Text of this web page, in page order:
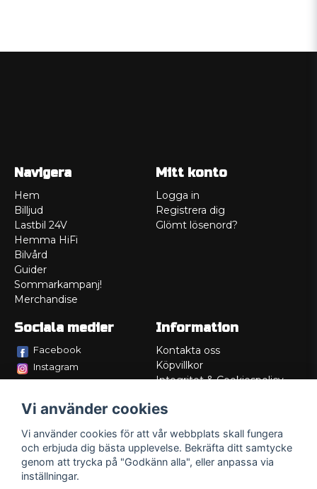
Navigera
Hem
Billjud
Lastbil 24V
Hemma HiFi
Bilvård
Guider
Sommarkampanj!
Merchandise
Mitt konto
Logga in
Registrera dig
Glömt lösenord?
Sociala medier
Facebook
Instagram
Information
Kontakta oss
Köpvillkor
Integritet & Cookiespolicy
Service/Garanti
Lådritning
Om oss
Vi använder cookies
Vi använder cookies för att vår webbplats skall fungera
och erbjuda dig bästa upplevelse. Bekräfta ditt samtycke
genom att trycka på "Godkänn alla", eller anpassa via
inställningar.